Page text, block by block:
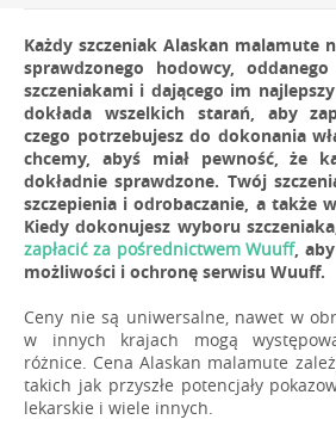
Każdy szczeniak Alaskan malamute
sprawdzonego hodowcy,
szczeniakami i dającego im
dokłada wszelkich starań, aby
czego potrzebujesz do dokonania
chcemy, abyś miał pewność, że
dokładnie sprawdzone. Twój
szczepienia i odrobaczanie, a także
Kiedy dokonujesz wyboru
zapłacić za pośrednictwem Wuuff,
możliwości i ochronę serwisu Wuuff.
Ceny nie są uniwersalne, nawet w
w innych krajach mogą
różnice. Cena Alaskan malamute
takich jak przyszłe potencjały
lekarskie i wiele innych.